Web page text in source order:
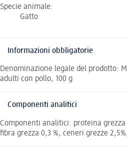
Specie animale:
Gatto
Informazioni obbligatorie
Denominazione legale del prodotto:
adulti con pollo, 100 g
Componenti analitici
Componenti analitici: proteina grezza
fibra grezza 0,3 %, ceneri grezze